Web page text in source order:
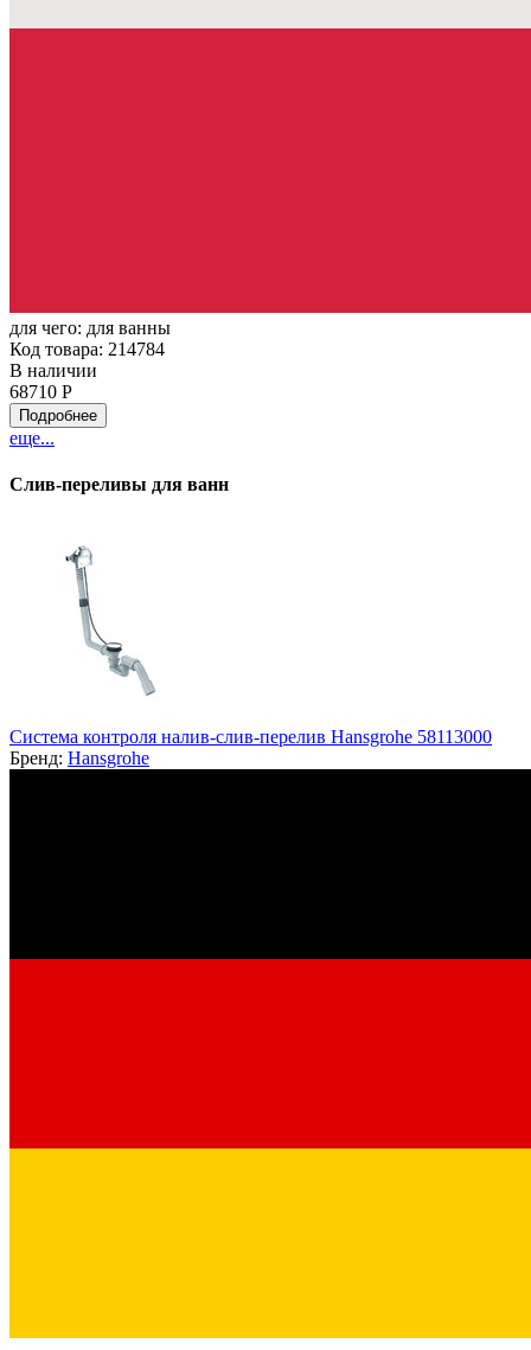
для чего: для ванны
Код товара: 214784
В наличии
68710 Р
Подробнее
еще...
Слив-переливы для ванн
Система контроля налив-слив-перелив Hansgrohe 58113000
Бренд: Hansgrohe